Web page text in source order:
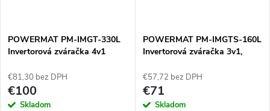
POWERMAT PM-IMGT-330L
Invertorová zváračka 4v1
€81,30 bez DPH
€100
Skladom
POWERMAT PM-IMGTS-160L
Invertorová zváračka 3v1,
€57,72 bez DPH
€71
Skladom